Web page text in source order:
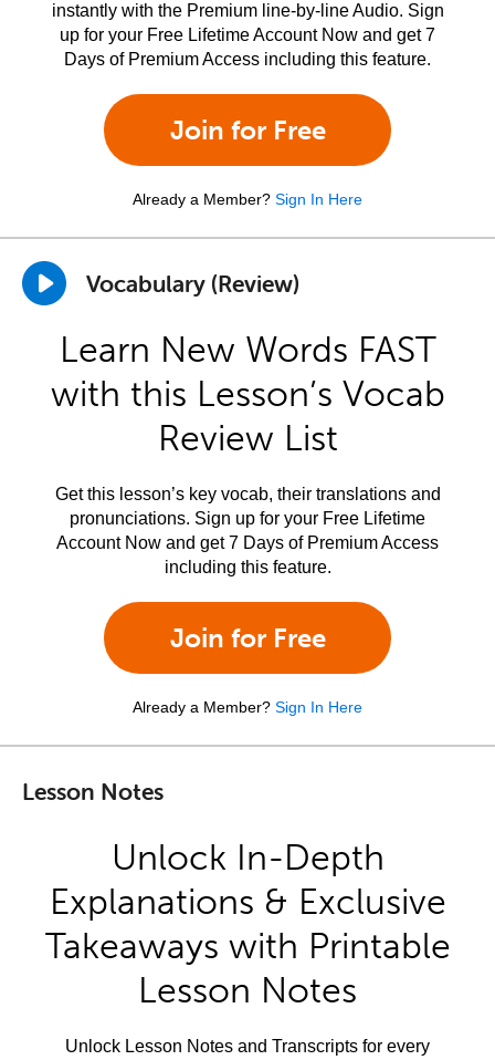
instantly with the Premium line-by-line Audio. Sign
up for your Free Lifetime Account Now and get 7
Days of Premium Access including this feature.
Join for Free
Already a Member? Sign In Here
Vocabulary (Review)
Learn New Words FAST
with this Lesson’s Vocab
Review List
Get this lesson’s key vocab, their translations and
pronunciations. Sign up for your Free Lifetime
Account Now and get 7 Days of Premium Access
including this feature.
Join for Free
Already a Member? Sign In Here
Lesson Notes
Unlock In-Depth
Explanations & Exclusive
Takeaways with Printable
Lesson Notes
Unlock Lesson Notes and Transcripts for every